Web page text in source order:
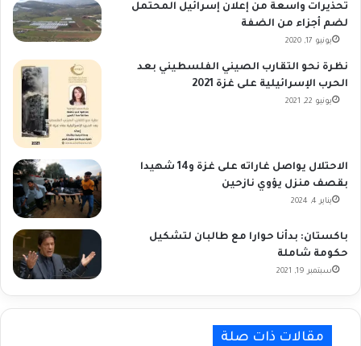
تحذيرات واسعة من إعلان إسرائيل المحتمل
لضم أجزاء من الضفة
يونيو 17, 2020
نظرة نحو التقارب الصيني الفلسطيني بعد
الحرب الإسرائيلية على غزة 2021
يونيو 22, 2021
الاحتلال يواصل غاراته على غزة و14 شهيدا
بقصف منزل يؤوي نازحين
يناير 4, 2024
باكستان: بدأنا حوارا مع طالبان لتشكيل
حكومة شاملة
سبتمبر 19, 2021
مقالات ذات صلة